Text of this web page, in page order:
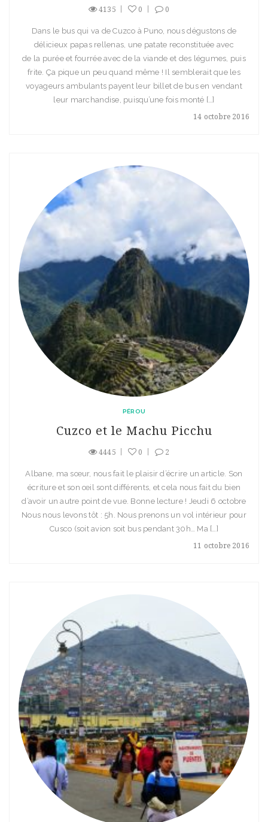
4135 0 0
14 octobre 2016
Dans le bus qui va de Cuzco à Puno, nous dégustons de
délicieux papas rellenas, une patate reconstituée avec
de la purée et fourrée avec de la viande et des légumes, puis
frite. Ça pique un peu quand même ! Il semblerait que les
voyageurs ambulants payent leur billet de bus en vendant
leur marchandise, puisqu’une fois monté […]
PÉROU
Cuzco et le Machu Picchu
4445 0 2
11 octobre 2016
Albane, ma sœur, nous fait le plaisir d’écrire un article. Son
écriture et son œil sont différents, et cela nous fait du bien
d’avoir un autre point de vue. Bonne lecture ! Jeudi 6 octobre
Nous nous levons tôt : 5h. Nous prenons un vol intérieur pour
Cusco (soit avion soit bus pendant 30h… Ma […]